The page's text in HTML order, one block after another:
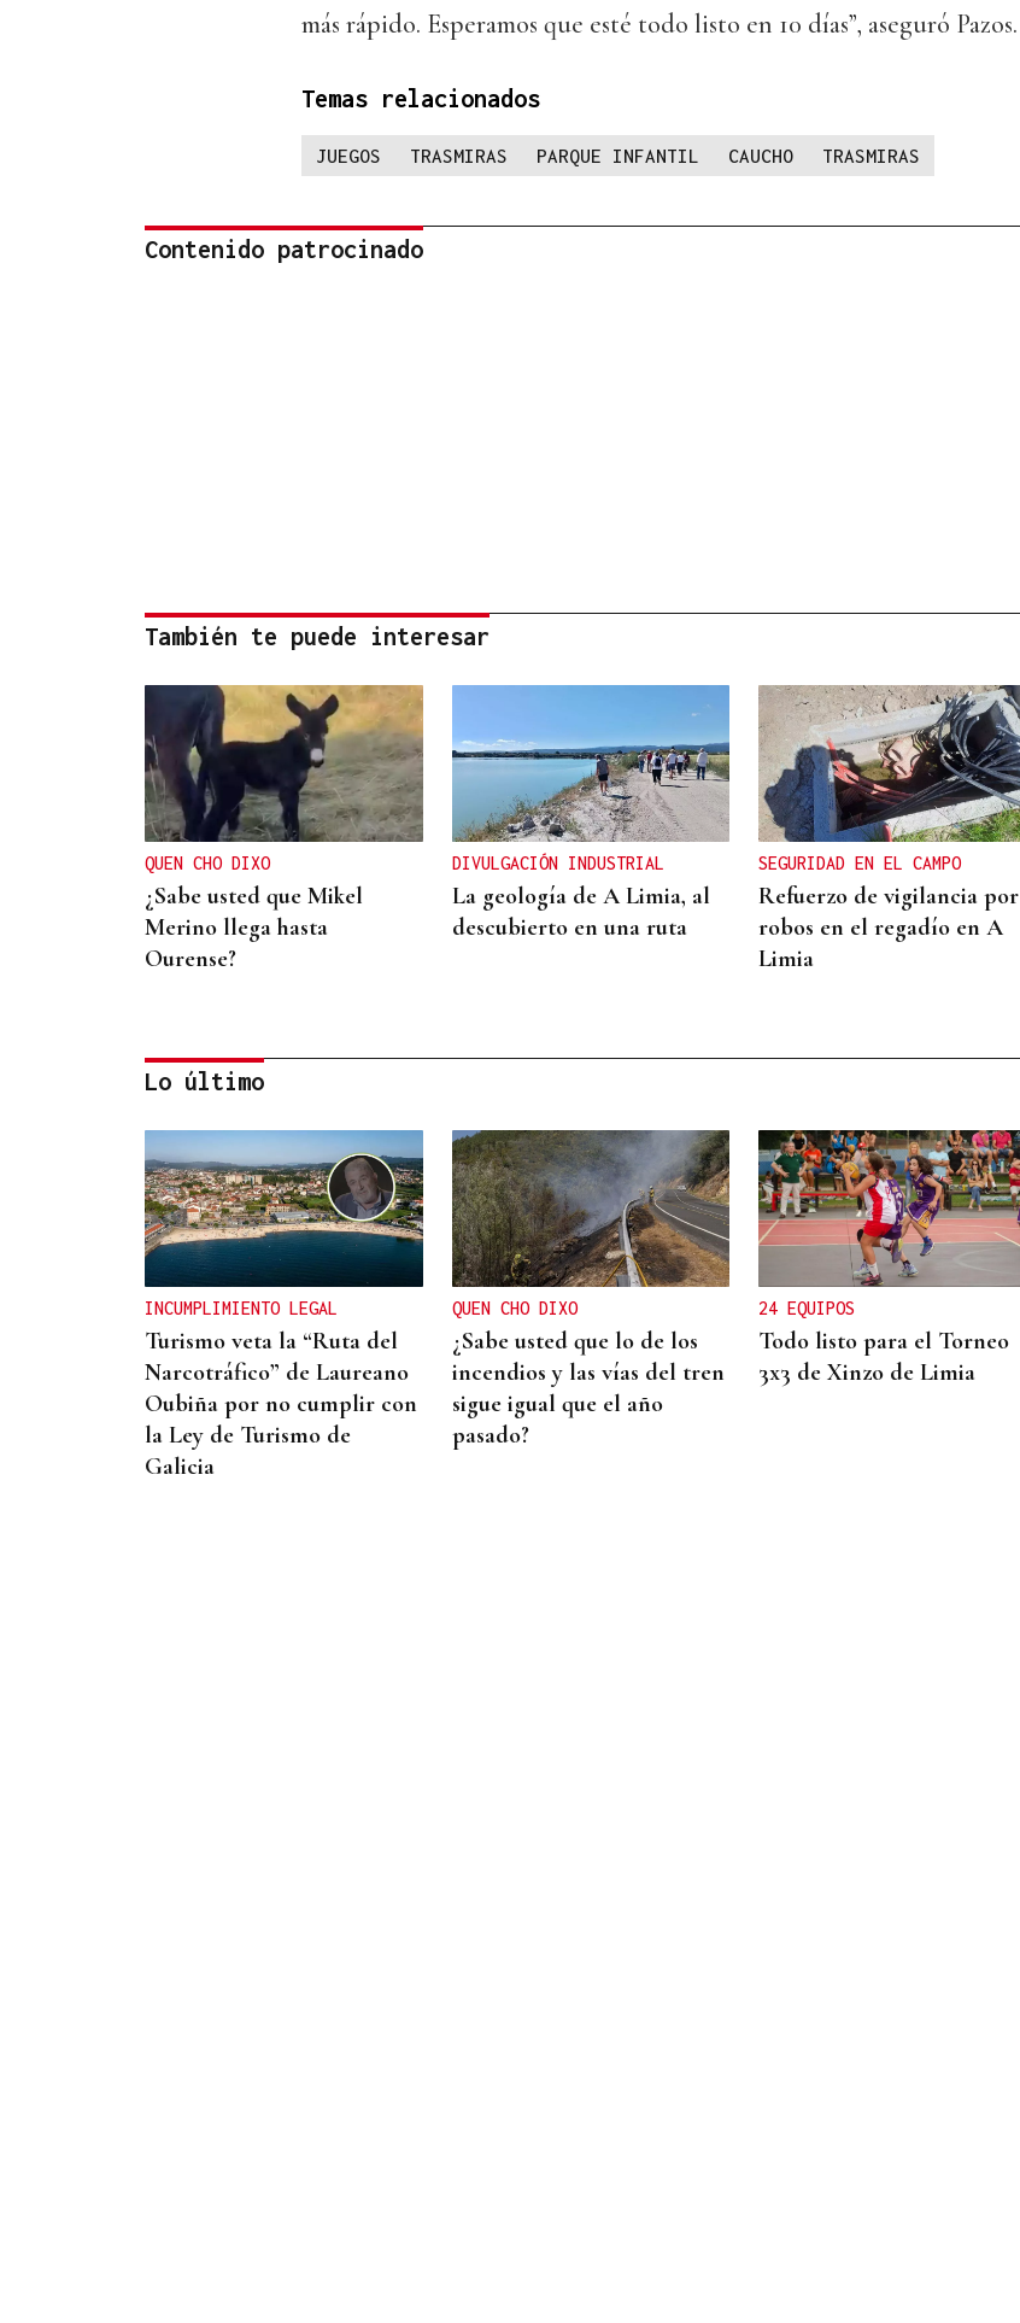
más rápido. Esperamos que esté todo listo en 10 días”, aseguró Pazos.
Temas relacionados
JUEGOS TRASMIRAS PARQUE INFANTIL CAUCHO TRASMIRAS
Contenido patrocinado
También te puede interesar
QUEN CHO DIXO
¿Sabe usted que Mikel
Merino llega hasta
Ourense?
DIVULGACIÓN INDUSTRIAL
La geología de A Limia, al
descubierto en una ruta
SEGURIDAD EN EL CAMPO
Refuerzo de vigilancia por
robos en el regadío en A
Limia
CONTROL DE POBOACIÓN
A Limia, “zona cero” para o
censo das aves galegas
Lo último
INCUMPLIMIENTO LEGAL
Turismo veta la “Ruta del
Narcotráfico” de Laureano
Oubiña por no cumplir con
la Ley de Turismo de
Galicia
QUEN CHO DIXO
¿Sabe usted que lo de los
incendios y las vías del tren
sigue igual que el año
pasado?
24 EQUIPOS
Todo listo para el Torneo
3x3 de Xinzo de Limia